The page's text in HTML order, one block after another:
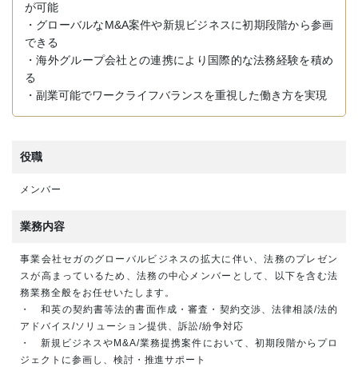
が可能
・グローバルなM&A案件や新規ビジネスに初期段階から参画
できる
・海外グループ会社との連携により国際的な法務経験を積め
る
・副業可能でワークライフバランスを重視した働き方を実現
役職
メンバー
業務内容
事業会社セガのグローバルビジネスの拡大に伴い、法務のプレゼン
スが高まっているため、法務の中心メンバーとして、以下を含む法
務業務全般をお任せいたします。
・ 和英の契約書等法的書面作成・審査・契約交渉、法律相談/法的
アドバイス/ソリューション提供、訴訟/紛争対応
・ 新規ビジネスやM&A/業務提携案件において、初期段階からプロ
ジェクトに参画し、検討・推進サポート